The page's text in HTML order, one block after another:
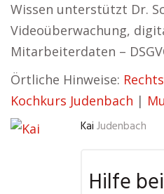
Wissen unterstützt Dr.
Videoüberwachung,
Mitarbeiterdaten –
Örtliche Hinweise:
Kochkurs Judenbach |
Kai Judenbach
Hilfe